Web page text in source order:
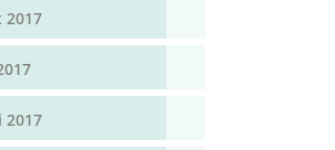
2017
2017